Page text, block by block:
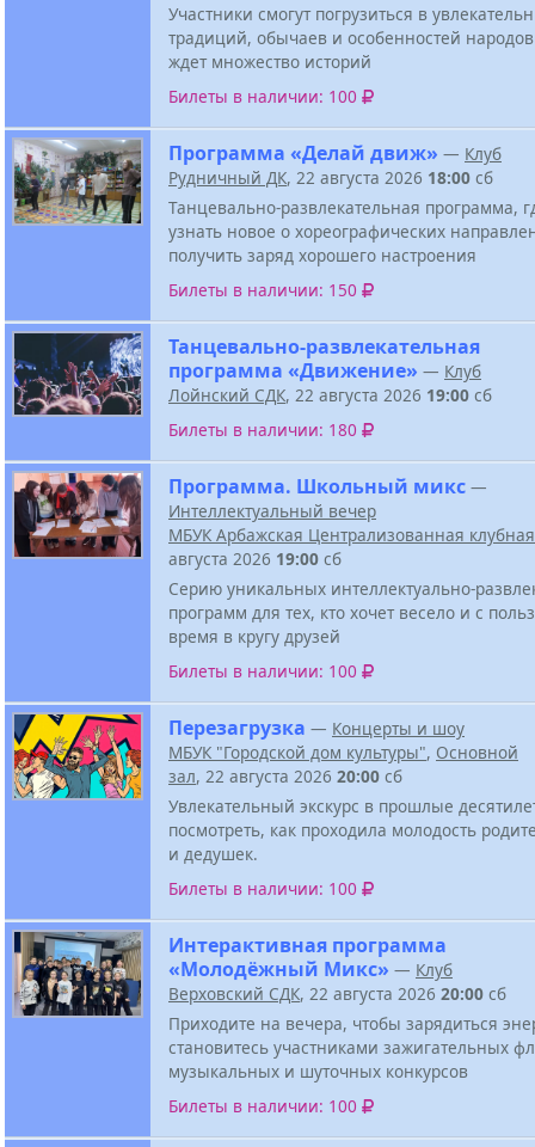
Участники смогут погрузиться в
традиций, обычаев и особенностей
ждет множество историй
Билеты в наличии: 100
Программа «Делай движ» — Клуб
Рудничный ДК, 22 августа 2026 18:00 сб
Танцевально-развлекательная программа,
узнать новое о хореографических
получить заряд хорошего настроения
Билеты в наличии: 150
Танцевально-развлекательная
программа «Движение» — Клуб
Лойнский СДК, 22 августа 2026 19:00 сб
Билеты в наличии: 180
Программа. Школьный микс —
Интеллектуальный вечер
МБУК Арбажская Централизованная
августа 2026 19:00 сб
Серию уникальных интеллектуально-
программ для тех, кто хочет весело и с
время в кругу друзей
Билеты в наличии: 100
Перезагрузка — Концерты и шоу
МБУК "Городской дом культуры", Основной
зал, 22 августа 2026 20:00 сб
Увлекательный экскурс в прошлые
посмотреть, как проходила молодость
и дедушек.
Билеты в наличии: 100
Интерактивная программа
«Молодёжный Микс» — Клуб
Верховский СДК, 22 августа 2026 20:00 сб
Приходите на вечера, чтобы зарядиться
становитесь участниками зажигательных
музыкальных и шуточных конкурсов
Билеты в наличии: 100